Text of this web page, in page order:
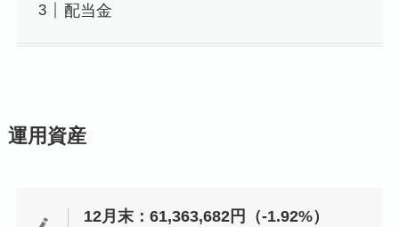
配当金
運用資産
12月末：61,363,682円（-1.92%）